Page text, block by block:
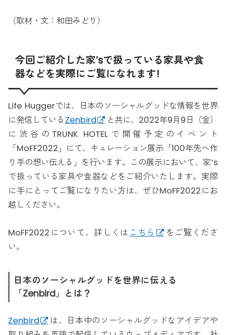
（取材・文：和田みどり）
今回ご紹介した家’sで扱っている家具や食
器などを実際にご覧になれます!
Life Huggerでは、日本のソーシャルグッドな情報を世界
に発信している Zenbird
と共に、2022年9月9日（金）
に渋谷のTRUNK HOTELで開催予定のイベント
「MoFF2022」にて、キュレーション展示「100年先へ作
り手の想い伝える」を行います。この展示において、家’s
で扱っている家具や食器などをご紹介いたします。実際
に手にとってご覧になりたい方は、ぜひMoFF2022にお
越しください。
MoFF2022について、詳しくは こちら
をご覧くださ
い。
日本のソーシャルグッドを世界に伝える
「Zenbird」とは？
Zenbird
は、日本中のソーシャルグッドなアイデアや